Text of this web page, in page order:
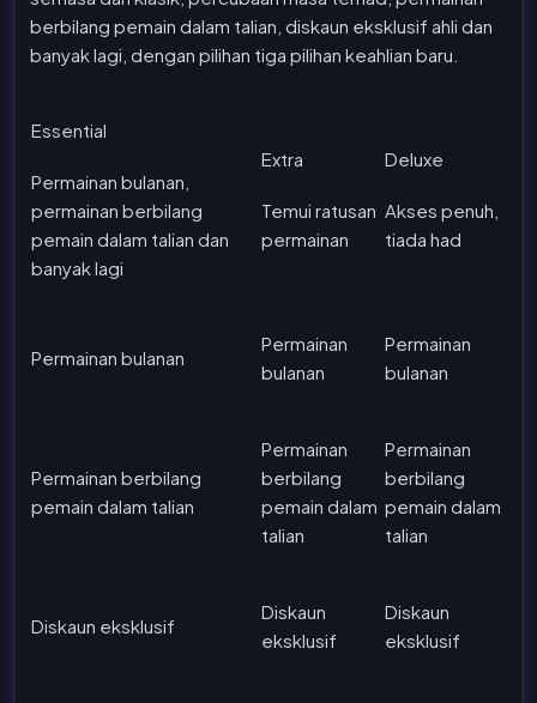
berbilang pemain dalam talian, diskaun eksklusif ahli dan
banyak lagi, dengan pilihan tiga pilihan keahlian baru.
Essential
Permainan bulanan,
permainan berbilang
pemain dalam talian dan
banyak lagi
Extra
Temui ratusan
permainan
Deluxe
Akses penuh,
tiada had
Permainan bulanan
Permainan
bulanan
Permainan
bulanan
Permainan berbilang
pemain dalam talian
Permainan
berbilang
pemain dalam
talian
Permainan
berbilang
pemain dalam
talian
Diskaun eksklusif
Diskaun
eksklusif
Diskaun
eksklusif